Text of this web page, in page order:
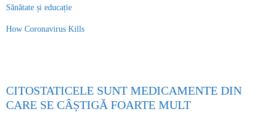
Sănătate și educație
How Coronavirus Kills
CITOSTATICELE SUNT MEDICAMENTE DIN
CARE SE CÂȘTIGĂ FOARTE MULT